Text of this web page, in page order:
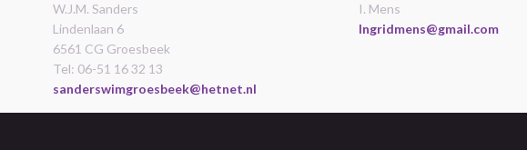
W.J.M. Sanders
Lindenlaan 6
6561 CG Groesbeek
Tel: 06-51 16 32 13
sanderswimgroesbeek@hetnet.nl
I. Mens
Ingridmens@gmail.com